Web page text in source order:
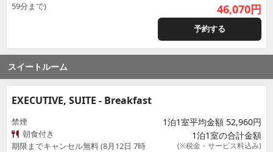
59分まで)
46,070円
予約する
スイートルーム
EXECUTIVE, SUITE - Breakfast
禁煙
朝食付き
期限までキャンセル無料 (8月12日 7時
1泊1室平均金額 52,960円
1泊1室の合計金額
(※税金・サービス料込み)